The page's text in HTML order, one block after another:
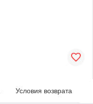
Условия возврата